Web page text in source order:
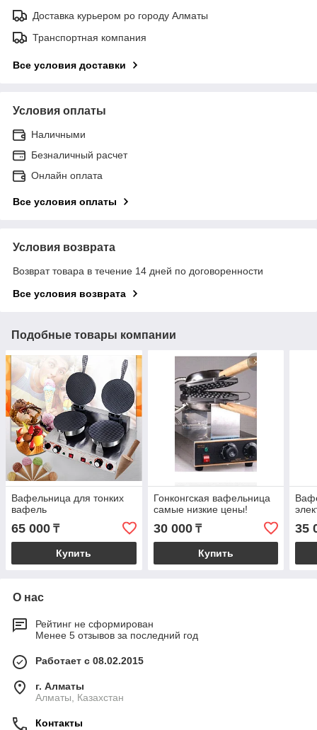
Доставка курьером ро городу Алматы
Транспортная компания
Все условия доставки
Условия оплаты
Наличными
Безналичный расчет
Онлайн оплата
Все условия оплаты
Условия возврата
Возврат товара в течение 14 дней по договоренности
Все условия возврата
Подобные товары компании
Вафельница для тонких
вафель
65 000 ₸
Купить
Гонконгская вафельница
самые низкие цены!
30 000₸
Купить
35
О нас
Рейтинг не сформирован
Менее 5 отзывов за последний год
Работает с 08.02.2015
г. Алматы
Алматы, Казахстан
Контакты